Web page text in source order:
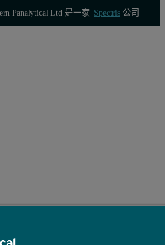
Panalytical Ltd 是一家 Spectris公司